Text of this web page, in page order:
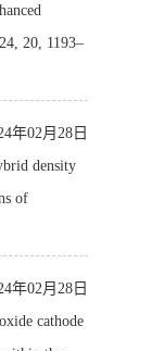
20, 1193–
年02月28日
density
of
年02月28日
cathode